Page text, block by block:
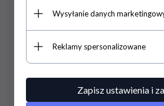
Balsam do skór
intensywnie regenerujący
BALSAM 500ml -
CARR&DAY&MARTIN
Wysyłanie danych
Reklamy spersonalizowane
Zapisz ustawienia i